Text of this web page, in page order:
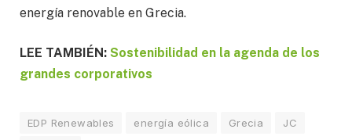
energía renovable en Grecia.
LEE TAMBIÉN: Sostenibilidad en la agenda de los
grandes corporativos
EDP Renewables energía eólica Grecia
JC